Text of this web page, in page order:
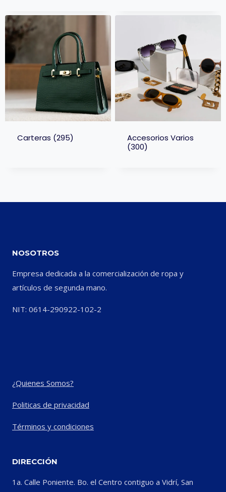
Carteras (295)
Accesorios Varios
(300)
NOSOTROS
Empresa dedicada a la comercialización de ropa y
artículos de segunda mano.
NIT: 0614-290922-102-2
¿Quienes Somos?
Politicas de privacidad
Términos y condiciones
DIRECCIÓN
1a. Calle Poniente. Bo. el Centro contiguo a Vidrí, San